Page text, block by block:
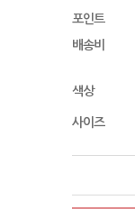
포인트
배송비
색상
사이즈